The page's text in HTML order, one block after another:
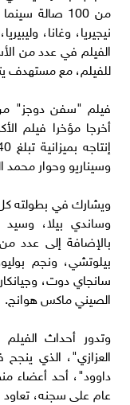
من 100 صالة
نيجيريا، وغانا،
الفيلم في عدد من
للفيلم، مع مستهدف يتجاوز 25 ألف شاشة
فيلم "سفن دوجز" من
وسيناريو وحوار محمد
ويشارك في بطولته كل
وساندي بيلا،
بالإضافة إلى عدد من
بيلوتشي، ونجم
سانجاي دوت،
الصيني ماكس هوانج.
وتدور أحداث
العزازي"، الذي
عام على سجنه،